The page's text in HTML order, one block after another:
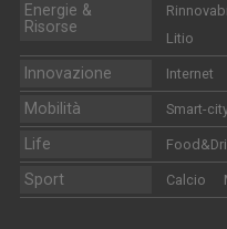
Energie &
Risorse
Litio
Innovazione Internet
Mobilità Smart-
Life
Sport Calcio